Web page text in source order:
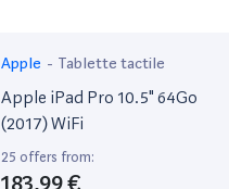
Apple - Tablette tactile
Apple iPad Pro 10.5" 64Go
(2017) WiFi
25 offers from:
183,99 €